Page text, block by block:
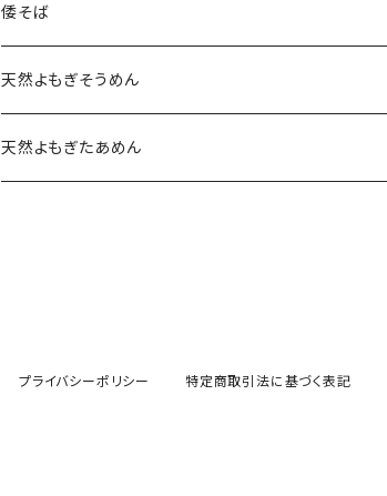
倭そば
天然よもぎそうめん
天然よもぎたあめん
プライバシーポリシー 特定商取引法に基づく表記